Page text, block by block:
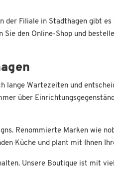
Filiale in Stadthagen gibt
den Online-Shop und
lange Wartezeiten und
über
Renommierte Marken wie
Küche und plant mit Ihnen
Unsere Boutique ist mit